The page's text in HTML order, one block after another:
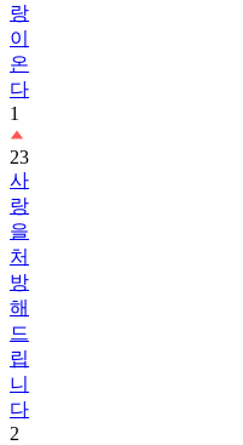
랑
이
온
다
1
23
사
랑
을
처
방
해
드
립
니
다
2